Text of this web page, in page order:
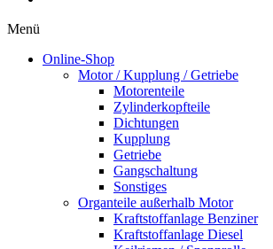
Menü
Online-Shop
Motor / Kupplung / Getriebe
Motorenteile
Zylinderkopfteile
Dichtungen
Kupplung
Getriebe
Gangschaltung
Sonstiges
Organteile außerhalb Motor
Kraftstoffanlage Benziner
Kraftstoffanlage Diesel